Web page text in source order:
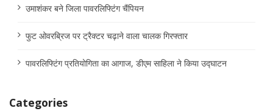
उमाशंकर बने जिला पावरलिफ्टिंग चैंपियन
फुट ओवरब्रिज पर ट्रैक्टर चढ़ाने वाला चालक गिरफ्तार
पावरलिफ्टिंग प्रतियोगिता का आगाज, डीएम साहिला ने किया उद्घाटन
Categories